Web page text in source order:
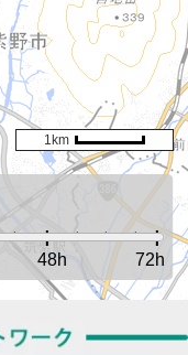
48h 72h
1km